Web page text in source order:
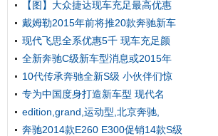
【图】大众捷达现车充足最高优惠
戴姆勒2015年前将推20款奔驰新车
现代飞思全系优惠5千 现车充足颜
全新奔驰C级新车型消息或2015年
10代传承奔驰全新S级 小伙伴们惊
专为中国度身打造新车型 现代名
edition,grand,运动型,北京奔驰,
奔驰2014款E260 E300促销14款S级